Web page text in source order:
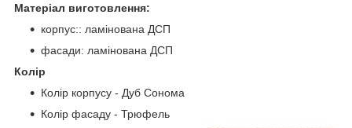
Матеріал виготовлення:
корпус:: ламінована ДСП
фасади: ламінована ДСП
Колір
Колір корпусу - Дуб Сонома
Колір фасаду - Трюфель